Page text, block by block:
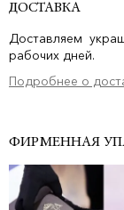
ДОСТАВКА
Доставляем
рабочих дней.
Подробнее о
ФИРМЕННАЯ